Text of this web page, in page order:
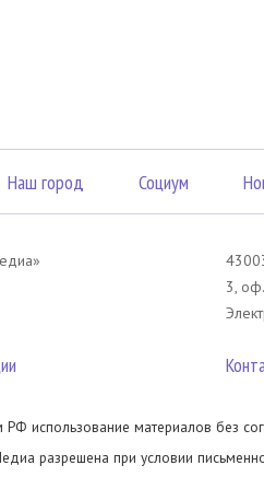
Наш город Социум
3,
РФ использование материалов без
разрешена при условии